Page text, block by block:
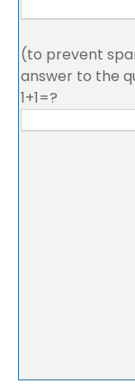
(to prevent
answer to the
1+1=?